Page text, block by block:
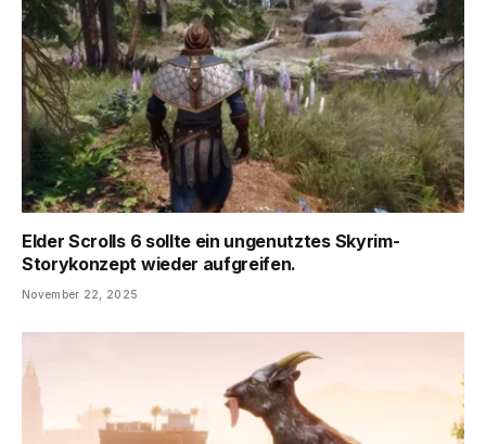
Elder Scrolls 6 sollte ein ungenutztes Skyrim-
Storykonzept wieder aufgreifen.
November 22, 2025